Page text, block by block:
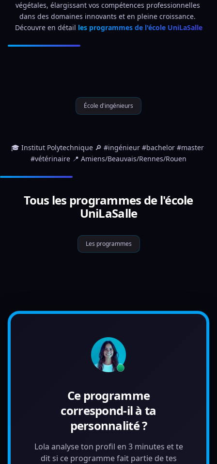
végétales, élargissant vos compétences professionnelles
dans des domaines innovants et en pleine croissance.
Découvre en détail les programmes de l'école UniLaSalle
École d'ingénieurs
🎓 Institut Polytechnique 🔎 #ingénieur #bachelor #master
#vétérinaire 📍 Amiens/Beauvais/Rennes/Rouen
Tous les programmes de l'école
UniLaSalle
Les programmes
Ce programme
correspond-il à ta
personnalité ?
Lola analyse ton profil en 3 minutes et te
dit si ce programme fait partie de tes